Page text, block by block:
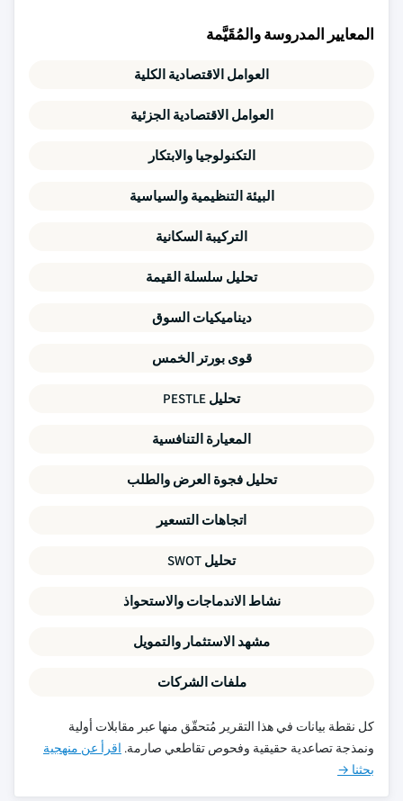
المعايير المدروسة والمُقَيَّمة
العوامل الاقتصادية الكلية
العوامل الاقتصادية الجزئية
التكنولوجيا والابتكار
البيئة التنظيمية والسياسية
التركيبة السكانية
تحليل سلسلة القيمة
ديناميكيات السوق
قوى بورتر الخمس
تحليل PESTLE
المعيارة التنافسية
تحليل فجوة العرض والطلب
اتجاهات التسعير
تحليل SWOT
نشاط الاندماجات والاستحواذ
مشهد الاستثمار والتمويل
ملفات الشركات
كل نقطة بيانات في هذا التقرير مُتحقّق منها عبر مقابلات أولية
ونمذجة تصاعدية حقيقية وفحوص تقاطعي صارمة. اقرأ عن منهجية
بحثنا →